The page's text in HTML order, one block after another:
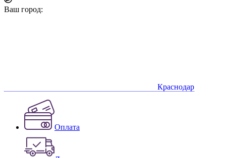
Ваш город:
Краснодар
Оплата